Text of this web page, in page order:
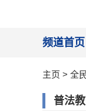
频道首页
主页 > 全
普法